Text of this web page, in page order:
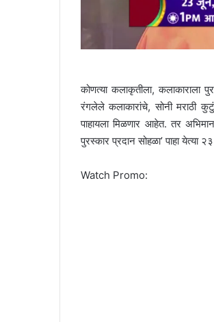
कोणत्या कलाकृतीला, कलाकाराला
रंगलेले कलाकारांचे, सोनी मराठी
पाहायला मिळणार आहेत. तर
पुरस्कार प्रदान सोह‍ळा’ पाहा येत्या
Watch Promo: